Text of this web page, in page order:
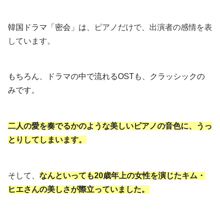
韓国ドラマ「密会」は、
ピアノだけで、出演者の感情を表
しています。
もちろん、ドラマの中で流れるOSTも、クラッシックの
みです。
二人の愛を奏でるかのような美しいピアノの音色に、うっ
とりしてしまいます。
そして、 なんといっても20歳年上の女性を演じたキム・
ヒエさんの美しさが際立っていました。